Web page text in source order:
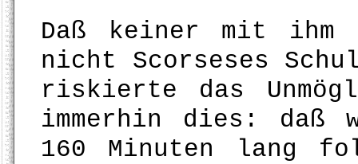
Daß keiner mit
nicht Scorseses
riskierte das
immerhin dies:
160 Minuten lang